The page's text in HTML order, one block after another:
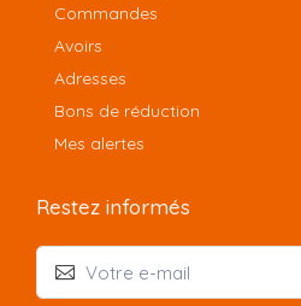
Commandes
Avoirs
Adresses
Bons de réduction
Mes alertes
Restez informés